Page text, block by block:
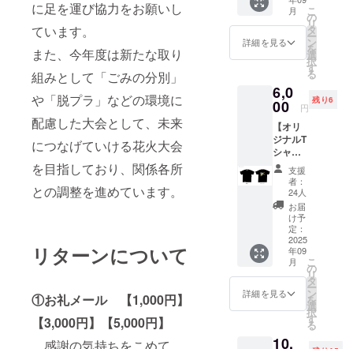
に足を運び協力をお願いし
ています。
また、今年度は新たな取り
組みとして「ごみの分別」
や「脱プラ」などの環境に
配慮した大会として、未来
につなげていける花火大会
を目指しており、関係各所
との調整を進めています。
リターンについて
①お礼メール 【1,000円】
【3,000円】【5,000円】
止のと
きは
メール
で連絡
しま
記載い
ただい
た個人
情報を
当日の
案内を
行う
NPO法
人横濱
金澤シ
ティガ
イド協
会に提
供する
場合が
ありま
す。 ※
中止に
なった
支援金
18cm、
12cm、
厚み
面24枚
（蛇腹
プ）
色：黒
色 ・素
材：綿
ズ：サ
イズ表
を必ず
ご確認
いただ
きお申
込みく
ださい
着心地
や素材
感にこ
だわっ
た上質
なTシャ
ツで、
首まわ
りは長
ブルス
中のデ
ザイン
は、花
火大会
に従事
るス
タッフ
が着て
いるT
シャツ
と同じ
デザイ
ン。黒
はリ
ターン
限定の
色で
す！ ・
色：黒
色 ・素
材：綿
100％
イズ表
月
詳細を見る
こ
の
リ
タ
ー
ン
を
選
択
す
る
6,0
00 円
残り6
【オリ
ジナルT
シャ
ツ Lサ
イズ】
金沢ま
つりの
オリジ
ナルT
シャ
ツ！背
中のデ
ザイン
は、花
火大会
に従事
るス
支援
者：
24人
お届
け予
定：
2025
年09
月
詳細を見る
こ
の
リ
タ
ー
ン
を
選
択
す
る
10,